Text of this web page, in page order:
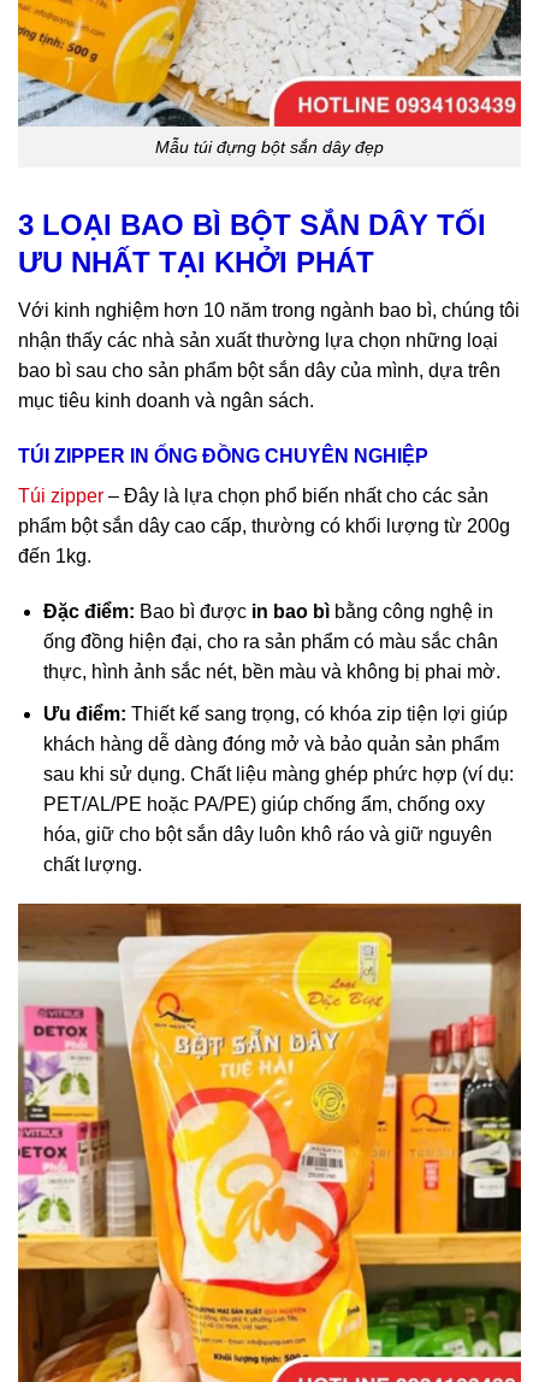
Mẫu túi đựng bột sắn dây đẹp
3 LOẠI BAO BÌ BỘT SẮN DÂY TỐI
ƯU NHẤT TẠI KHỞI PHÁT
Với kinh nghiệm hơn 10 năm trong ngành bao bì, chúng tôi
nhận thấy các nhà sản xuất thường lựa chọn những loại
bao bì sau cho sản phẩm bột sắn dây của mình, dựa trên
mục tiêu kinh doanh và ngân sách.
TÚI ZIPPER IN ỐNG ĐỒNG CHUYÊN NGHIỆP
Túi zipper – Đây là lựa chọn phổ biến nhất cho các sản
phẩm bột sắn dây cao cấp, thường có khối lượng từ 200g
đến 1kg.
Đặc điểm: Bao bì được in bao bìbằng công nghệ in
ống đồng hiện đại, cho ra sản phẩm có màu sắc chân
thực, hình ảnh sắc nét, bền màu và không bị phai mờ.
Ưu điểm: Thiết kế sang trọng, có khóa zip tiện lợi giúp
khách hàng dễ dàng đóng mở và bảo quản sản phẩm
sau khi sử dụng. Chất liệu màng ghép phức hợp (ví dụ:
PET/AL/PE hoặc PA/PE) giúp chống ẩm, chống oxy
hóa, giữ cho bột sắn dây luôn khô ráo và giữ nguyên
chất lượng.